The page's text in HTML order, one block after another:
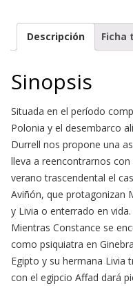
Descripción Ficha
Sinopsis
Situada en el período
Polonia y el desembarco
Durrell nos propone una
lleva a reencontrarnos
verano trascendental el
Aviñón, que protagonizan
y Livia o enterrado en vida.
Mientras Constance se
como psiquiatra en
Egipto y su hermana Livia
con el egipcio Affad dará